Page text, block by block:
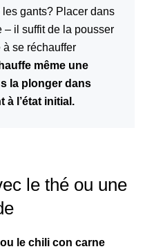
gants? Placer dans
– il suffit de la pousser
se réchauffer
même une
la plonger dans
à l’état initial.
le thé ou une
le chili con carne